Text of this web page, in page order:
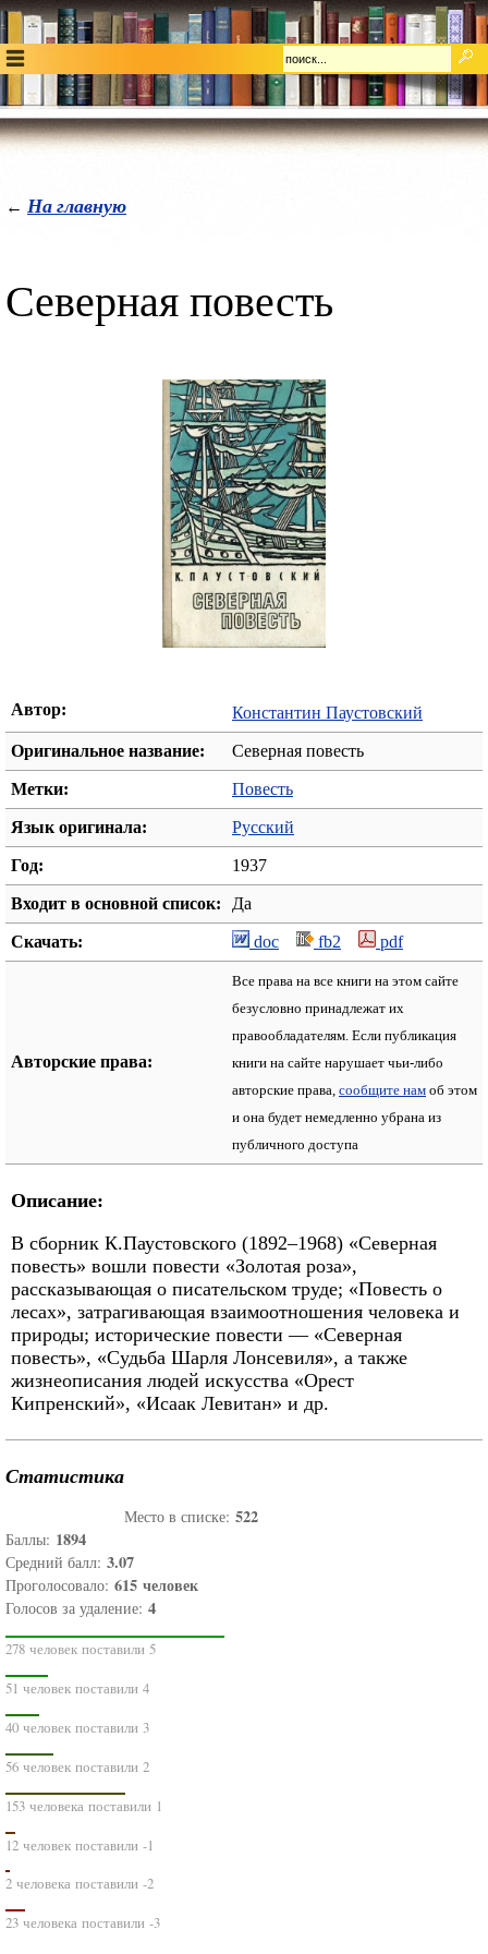
← На главную
Северная повесть
Автор: Константин Паустовский
Оригинальное название: Северная повесть
Метки: Повесть
Язык оригинала: Русский
Год: 1937
Входит в основной список: Да
Скачать: doc fb2 pdf
Авторские права:
Все права на все книги на этом сайте
безусловно принадлежат их
правообладателям. Если публикация
книги на сайте нарушает чьи-либо
авторские права, сообщите нам об этом
и она будет немедленно убрана из
публичного доступа
Описание:
В сборник К.Паустовского (1892–1968) «Северная
повесть» вошли повести «Золотая роза»,
рассказывающая о писательском труде; «Повесть о
лесах», затрагивающая взаимоотношения человека и
природы; исторические повести — «Северная
повесть», «Судьба Шарля Лонсевиля», а также
жизнеописания людей искусства «Орест
Кипренский», «Исаак Левитан» и др.
Статистика
Место в списке: 522
Баллы: 1894
Средний балл: 3.07
Проголосовало: 615 человек
Голосов за удаление: 4
278 человек поставили 5
51 человек поставили 4
40 человек поставили 3
56 человек поставили 2
153 человека поставили 1
12 человек поставили -1
2 человека поставили -2
23 человека поставили -3